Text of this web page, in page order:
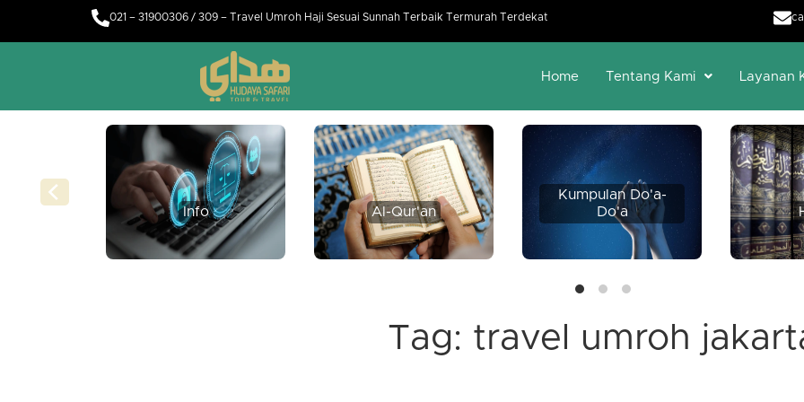
021 – 31900306 / 309 – Travel Umroh Haji Sesuai Sunnah Terbaik Termurah Terdekat
Home Tentang Kami Layanan
Info Al-Qur'an
Kumpulan Do'a-
Do'a
Tag: travel umroh